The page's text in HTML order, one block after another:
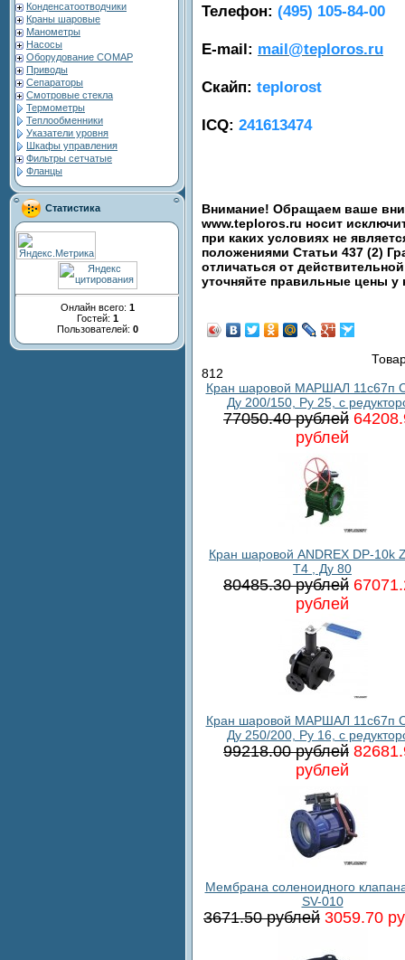
Конденсатоотводчики
Краны шаровые
Манометры
Насосы
Оборудование COMAP
Приводы
Сепараторы
Смотровые стекла
Термометры
Теплообменники
Указатели уровня
Шкафы управления
Фильтры сетчатые
Фланцы
Статистика
Онлайн всего: 1
Гостей: 1
Пользователей: 0
Телефон: (495) 105-84-00
E-mail: mail@teploros.ru
Скайп: teplorost
ICQ: 241613474
Внимание! Обращаем ваше
www.teploros.ru носит
при каких условиях не
положениями Статьи 437 (2)
отличаться от
уточняйте правильные цены
812
Кран шаровой МАРШАЛ 11с67п
Ду 200/150, Ру 25, с
77050.40 рублей
рублей
Кран шаровой ANDREX DP-10k
T4 , Ду 80
80485.30 рублей
рублей
Кран шаровой МАРШАЛ 11с67п
Ду 250/200, Ру 16, с
99218.00 рублей
рублей
Мембрана соленоидного
SV-010
3671.50 рублей 3059.70